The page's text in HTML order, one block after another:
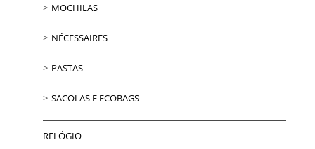
MOCHILAS
NÉCESSAIRES
PASTAS
SACOLAS E ECOBAGS
RELÓGIO